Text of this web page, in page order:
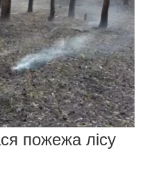
пожежа лісу